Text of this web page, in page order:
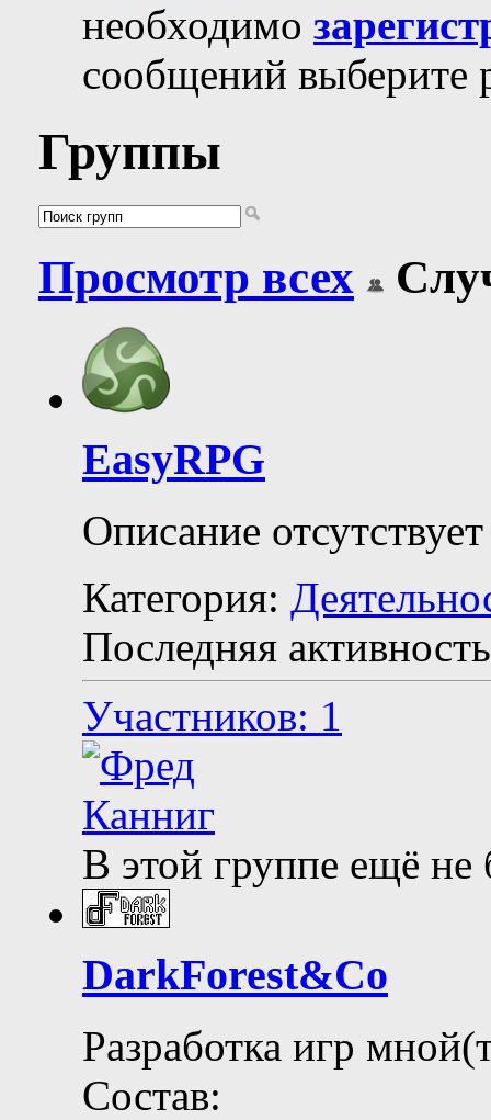
необходимо
сообщений выберите
Группы
Просмотр всех
EasyRPG
Описание отсутствует
Категория:
Последняя
Участников: 1
В этой группе ещё не
DarkForest&Co
Разработка игр
Состав: